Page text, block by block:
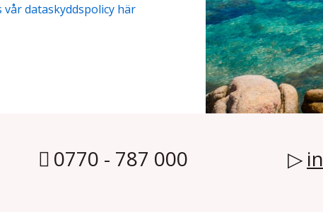
vår dataskyddspolicy här
0770 - 787 000